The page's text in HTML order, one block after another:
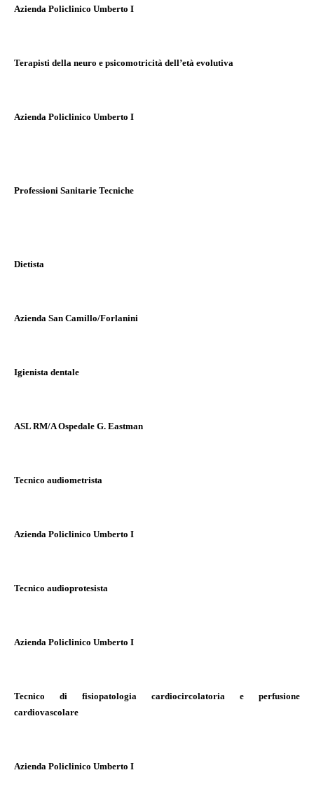
Azienda Policlinico Umberto I
Terapisti della neuro e psicomotricità dell’età evolutiva
Azienda Policlinico Umberto I
Professioni Sanitarie Tecniche
Dietista
Azienda San Camillo/Forlanini
Igienista dentale
ASL RM/A Ospedale G. Eastman
Tecnico audiometrista
Azienda Policlinico Umberto I
Tecnico audioprotesista
Azienda Policlinico Umberto I
Tecnico di fisiopatologia cardiocircolatoria e perfusione
cardiovascolare
Azienda Policlinico Umberto I